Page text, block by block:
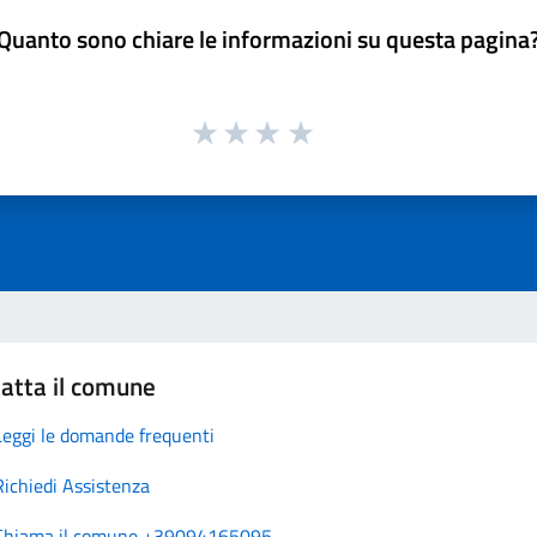
sono chiare le informazioni su questa
il comune
le domande frequenti
Assistenza